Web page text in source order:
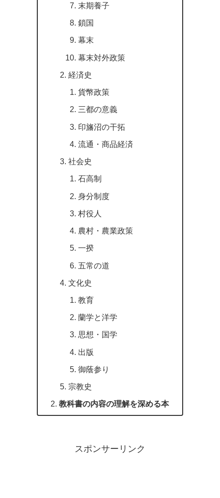
末期養子
鎖国
幕末
幕末対外政策
経済史
貨幣政策
三都の意義
印旛沼の干拓
流通・商品経済
社会史
石高制
身分制度
村役人
農村・農業政策
一揆
五常の道
文化史
教育
蘭学と洋学
思想・国学
出版
御蔭参り
宗教史
教科書の内容の理解を深める本
スポンサーリンク